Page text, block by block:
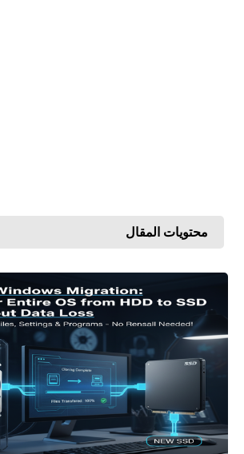
محتويات المقال